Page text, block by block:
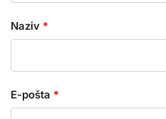
Naziv *
E-pošta *